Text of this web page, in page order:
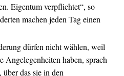
Eigentum verpflichtet“, so
machen jeden Tag einen
dürfen nicht wählen, weil
Angelegenheiten haben, sprach
das sie in den